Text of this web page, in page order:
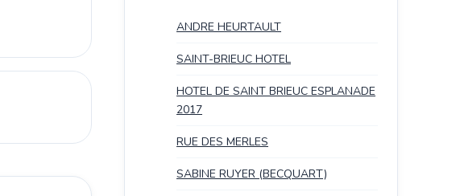
ANDRE HEURTAULT
SAINT-BRIEUC HOTEL
HOTEL DE SAINT BRIEUC ESPLANADE
2017
RUE DES MERLES
SABINE RUYER (BECQUART)